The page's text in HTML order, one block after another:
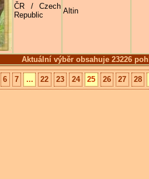
Aktuální výběr obsahuje 23226
ČR / Czech
Republic
Altin
6 7 ... 22 23 24 25 26 27 28